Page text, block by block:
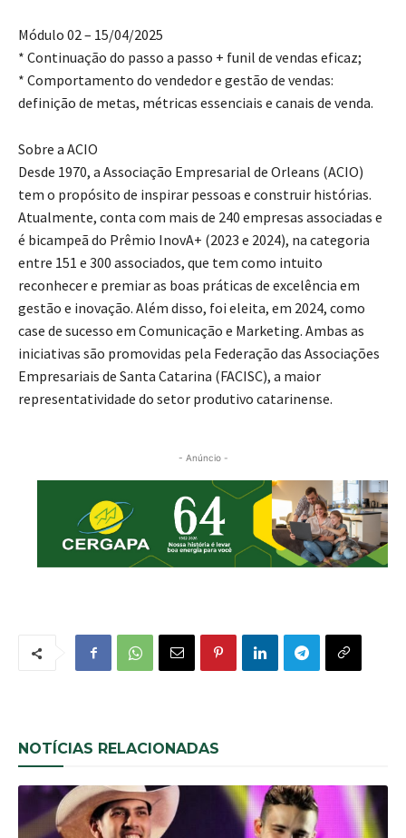
Módulo 02 – 15/04/2025
* Continuação do passo a passo + funil de vendas eficaz;
* Comportamento do vendedor e gestão de vendas:
definição de metas, métricas essenciais e canais de venda.
Sobre a ACIO
Desde 1970, a Associação Empresarial de Orleans (ACIO)
tem o propósito de inspirar pessoas e construir histórias.
Atualmente, conta com mais de 240 empresas associadas e
é bicampeã do Prêmio InovA+ (2023 e 2024), na categoria
entre 151 e 300 associados, que tem como intuito
reconhecer e premiar as boas práticas de excelência em
gestão e inovação. Além disso, foi eleita, em 2024, como
case de sucesso em Comunicação e Marketing. Ambas as
iniciativas são promovidas pela Federação das Associações
Empresariais de Santa Catarina (FACISC), a maior
representatividade do setor produtivo catarinense.
- Anúncio -
NOTÍCIAS RELACIONADAS